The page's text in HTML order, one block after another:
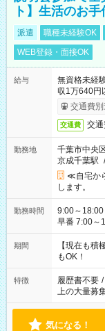
ト】生活のお手
派遣 職種未経験OK
WEB登録・面接OK
給与
無資格未経
収1万640円
交通費別
交通費 交
勤務地
千葉市中央
京成千葉駅
≪自宅か
します。
勤務時間
9:00～18:00（休憩60分） ■
早番 7:00～16:00 遅
い」 「余裕
たくない」 な
の方へ 今ご
の勤務時間
期間
【現在も
もOK！
特徴 履歴書不要 /
上の大量募
気になる！